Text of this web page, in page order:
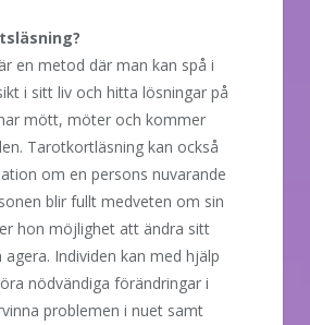
en metod där man kan spå i
i sitt liv och hitta lösningar på
mött, möter och kommer
Tarotkortläsning kan också
om en persons nuvarande
blir fullt medveten om sin
hon möjlighet att ändra sitt
Individen kan med hjälp
nödvändiga förändringar i
problemen i nuet samt